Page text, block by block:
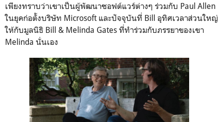
เพียงทราบว่าเขาเป็นผู้พัฒนาซอฟต์แวร์ต่างๆ ร่วมกับ Paul Allen
ในยุคก่อตั้งบริษัท Microsoft และปัจจุบันที่ Bill อุทิศเวลาส่วนใหญ่
ให้กับมูลนิธิ Bill & Melinda Gates ที่ทำร่วมกับภรรยาของเขา
Melinda นั่นเอง